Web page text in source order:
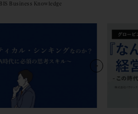
Business Knowledge